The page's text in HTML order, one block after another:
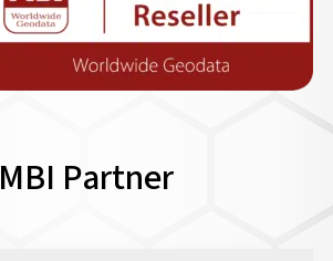
MBI Partner